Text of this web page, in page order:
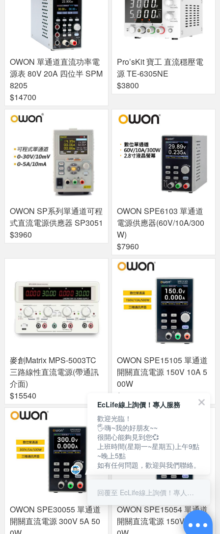
OWON 單通道直流功率電
源表 80V 20A 四位半 SPM
8205
$14700
Pro’sKit 寶工 直流穩壓電
源 TE-6305NE
$3800
OWON SP系列單通道可程
式直流電源供應器 SP3051
$3960
OWON SPE6103 單通道
電源供應器(60V/10A/300
W)
$7960
麥創Matrix MPS-5003TC
三路線性直流電源(帶通訊
介面)
$15540
OWON SPE15105 單通道
開關直流電源 150V 10A 5
00W
$11550
OWON SPE30055 單通道
開關直流電源 300V 5A 50
OWON SPE15054 單通道
開關直流電源 150V 5A 40
EcLife線上詢價！專人服務
歡迎光臨！
🖐嗨~我的好朋友~~
很開心能夠見到您💞
上班時間(星期一~星期五)上午9點
~晚上5點
如有任何問題，歡迎與我們聯絡。
回覆至 EcLife線上詢價！專人服務